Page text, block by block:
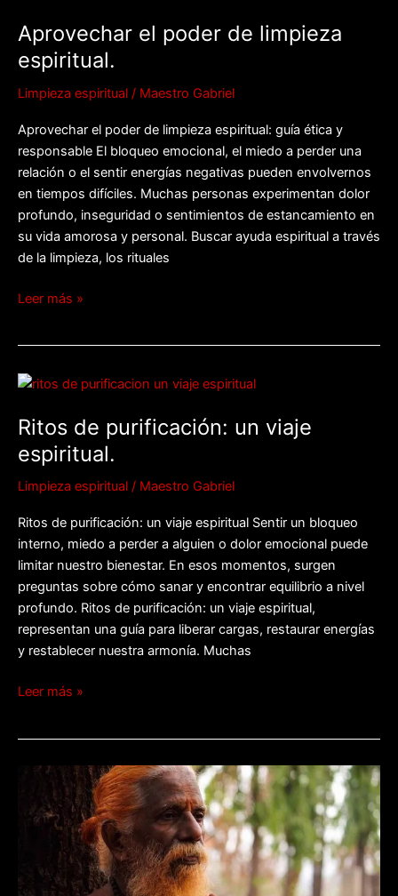
Aprovechar el poder de limpieza
espiritual.
Limpieza espiritual / Maestro Gabriel
Aprovechar el poder de limpieza espiritual: guía ética y
responsable El bloqueo emocional, el miedo a perder una
relación o el sentir energías negativas pueden envolvernos
en tiempos difíciles. Muchas personas experimentan dolor
profundo, inseguridad o sentimientos de estancamiento en
su vida amorosa y personal. Buscar ayuda espiritual a través
de la limpieza, los rituales
poder
de
limpieza
espiritual.
Leer más »
Ritos de purificación: un viaje
espiritual.
Limpieza espiritual / Maestro Gabriel
Ritos de purificación: un viaje espiritual Sentir un bloqueo
interno, miedo a perder a alguien o dolor emocional puede
limitar nuestro bienestar. En esos momentos, surgen
preguntas sobre cómo sanar y encontrar equilibrio a nivel
profundo. Ritos de purificación: un viaje espiritual,
representan una guía para liberar cargas, restaurar energías
y restablecer nuestra armonía. Muchas
Ritos
purificación:
un
viaje
espiritual.
Leer más »
Purificación
espiritual:
limpieza